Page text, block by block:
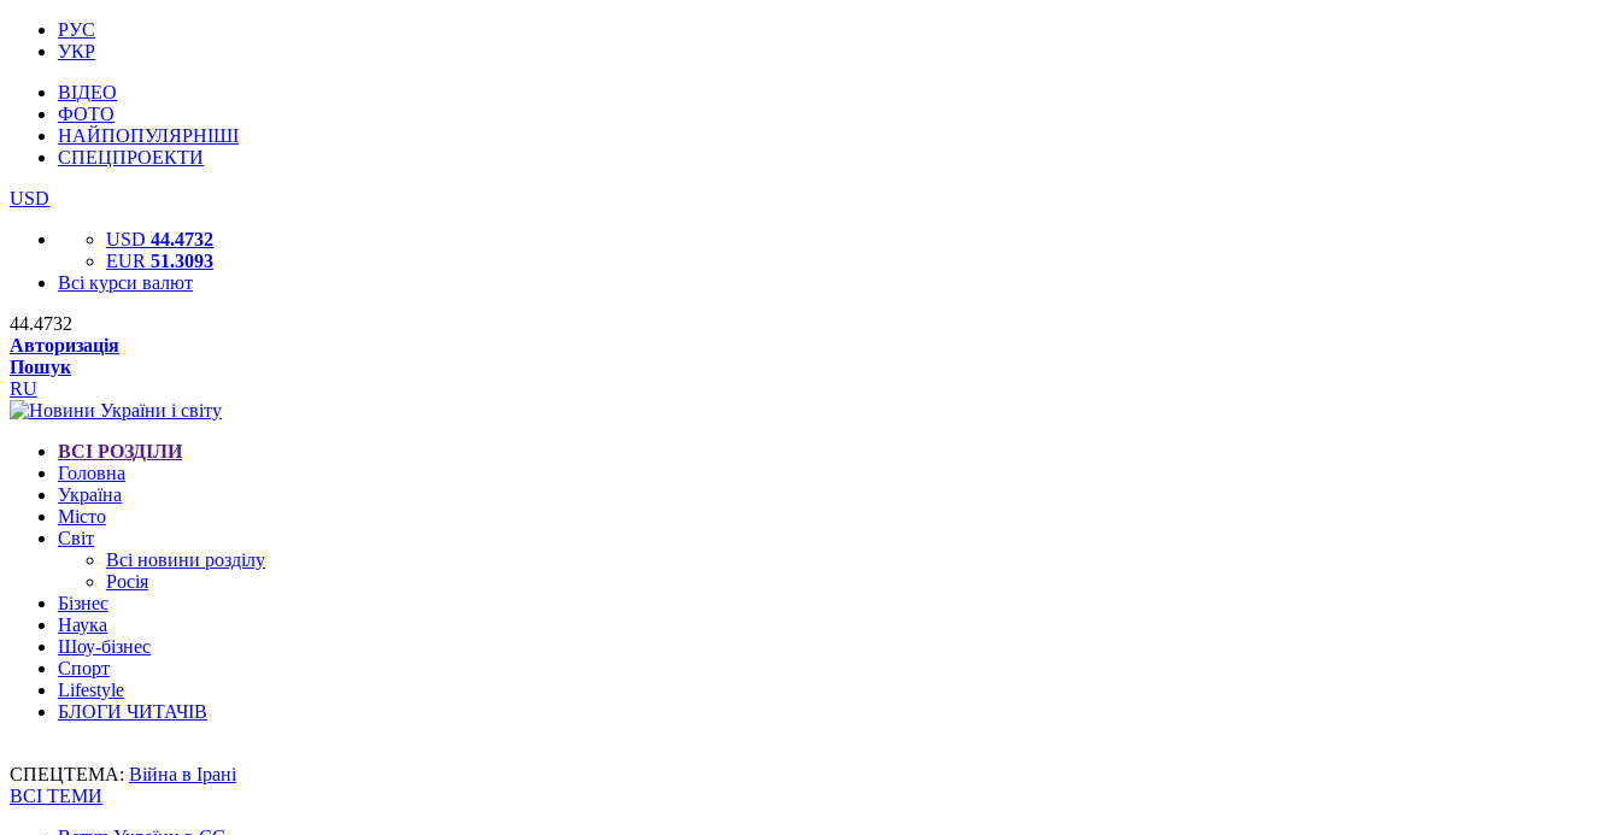
РУС
УКР
ВІДЕО
ФОТО
НАЙПОПУЛЯРНІШІ
СПЕЦПРОЕКТИ
USD
USD 44.4732
EUR 51.3093
Всі курси валют
44.4732
Авторизація
Пошук
RU
ВСІ РОЗДІЛИ
Головна
Україна
Місто
Світ
Всі новини розділу
Росія
Бізнес
Наука
Шоу-бізнес
Спорт
Lifestyle
БЛОГИ ЧИТАЧІВ
СПЕЦТЕМА: Війна в Ірані
ВСІ ТЕМИ